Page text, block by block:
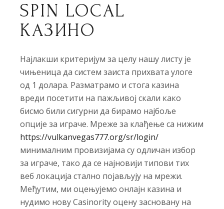
SPIN LOCAL
КАЗИНО
Најлакши критеријум за целу нашу листу је
чињеница да систем заиста прихвата улоге
од 1 долара. Разматрамо и стога казина
вреди посетити на пажљивој скали како
бисмо били сигурни да бирамо најбоље
опције за играче. Мреже за клађење са нижим
https://vulkanvegas777.org/sr/login/
минималним провизијама су одличан избор
за играче, тако да се најновији типови тих
веб локација стално појављују на мрежи.
Међутим, ми оцењујемо онлајн казина и
нудимо нову Casinority оцену засновану на